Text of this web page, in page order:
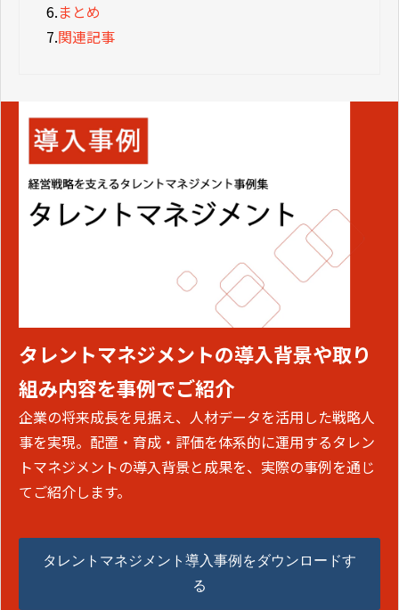
6.まとめ
7.関連記事
タレントマネジメントの導入背景や取り
組み内容を事例でご紹介
企業の将来成長を見据え、人材データを活用した戦略人
事を実現。配置・育成・評価を体系的に運用するタレン
トマネジメントの導入背景と成果を、実際の事例を通じ
てご紹介します。
タレントマネジメント導入事例をダウンロードす
る